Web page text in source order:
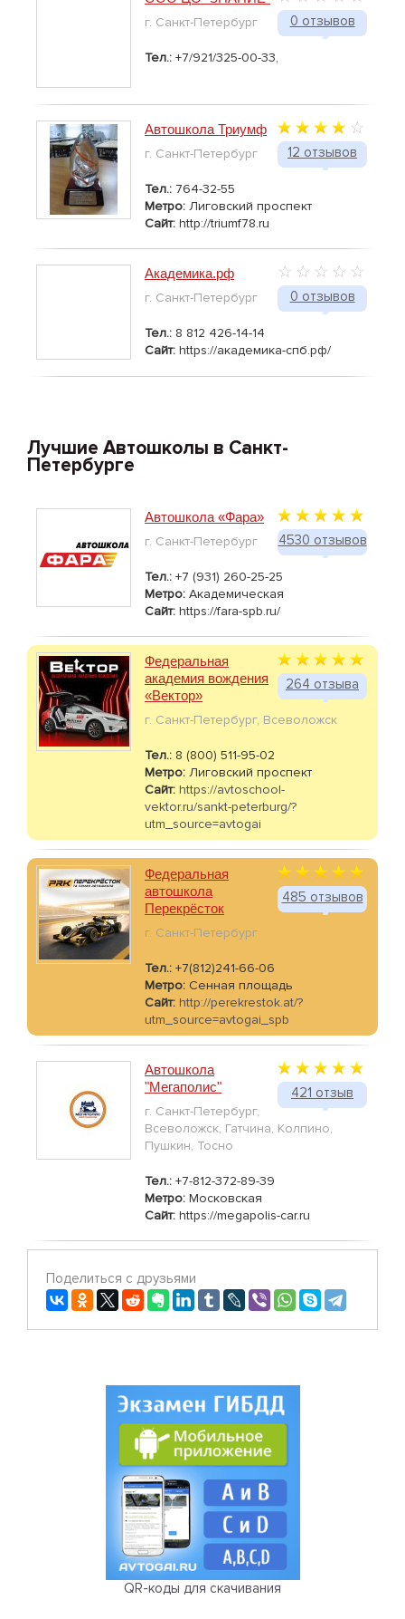
0 отзывов
г. Санкт-Петербург
Тел.: +7/921/325-00-33,
12 отзывов
Автошкола Триумф
г. Санкт-Петербург
Тел.: 764-32-55
Метро: Лиговский проспект
Сайт: http://triumf78.ru
0 отзывов
Академика.рф
г. Санкт-Петербург
Тел.: 8 812 426-14-14
Сайт: https://академика-спб.рф/
Лучшие Автошколы в Санкт-
Петербурге
4530 отзывов
Автошкола «Фара»
г. Санкт-Петербург
Тел.: +7 (931) 260-25-25
Метро: Академическая
Сайт: https://fara-spb.ru/
264 отзыва
Федеральная
академия вождения
«Вектор»
г. Санкт-Петербург, Всеволожск
Тел.: 8 (800) 511-95-02
Метро: Лиговский проспект
Сайт: https://avtoschool-
vektor.ru/sankt-peterburg/?
utm_source=avtogai
485 отзывов
Федеральная
автошкола
Перекрёсток
г. Санкт-Петербург
Тел.: +7(812)241-66-06
Метро: Сенная площадь
Сайт: http://perekrestok.at/?
utm_source=avtogai_spb
421 отзыв
Автошкола
"Мегаполис"
г. Санкт-Петербург,
Всеволожск, Гатчина, Колпино,
Пушкин, Тосно
Тел.: +7-812-372-89-39
Метро: Московская
Сайт: https://megapolis-car.ru
Поделиться с друзьями
QR-коды для скачивания